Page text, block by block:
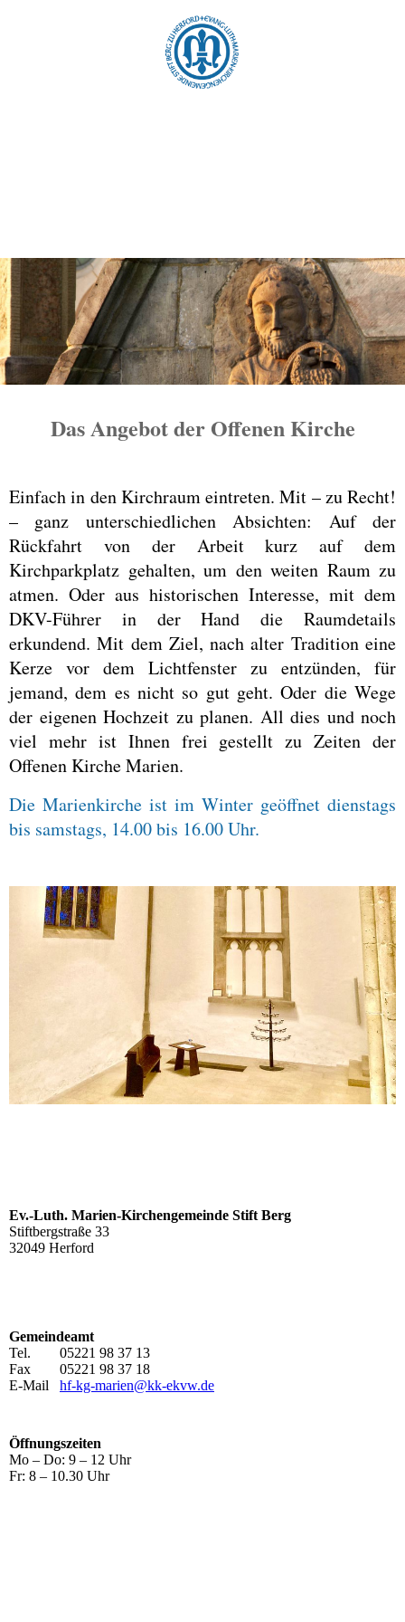
Das Angebot der Offenen Kirche
Einfach in den Kirchraum eintreten. Mit – zu Recht!
– ganz unterschiedlichen Absichten: Auf der
Rückfahrt von der Arbeit kurz auf dem
Kirchparkplatz gehalten, um den weiten Raum zu
atmen. Oder aus historischen Interesse, mit dem
DKV-Führer in der Hand die Raumdetails
erkundend. Mit dem Ziel, nach alter Tradition eine
Kerze vor dem Lichtfenster zu entzünden, für
jemand, dem es nicht so gut geht. Oder die Wege
der eigenen Hochzeit zu planen. All dies und noch
viel mehr ist Ihnen frei gestellt zu Zeiten der
Offenen Kirche Marien.
Die Marienkirche ist im Winter geöffnet dienstags
bis samstags, 14.00 bis 16.00 Uhr.
Ev.-Luth. Marien-Kirchengemeinde Stift Berg
Stiftbergstraße 33
32049 Herford
Gemeindeamt
Tel. 05221 98 37 13
Fax 05221 98 37 18
E-Mail hf-kg-marien@kk-ekvw.de
Öffnungszeiten
Mo – Do: 9 – 12 Uhr
Fr: 8 – 10.30 Uhr